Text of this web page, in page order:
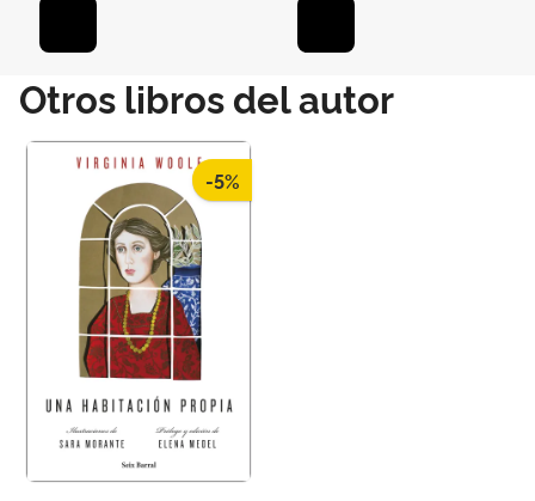
Otros libros del autor
-5%